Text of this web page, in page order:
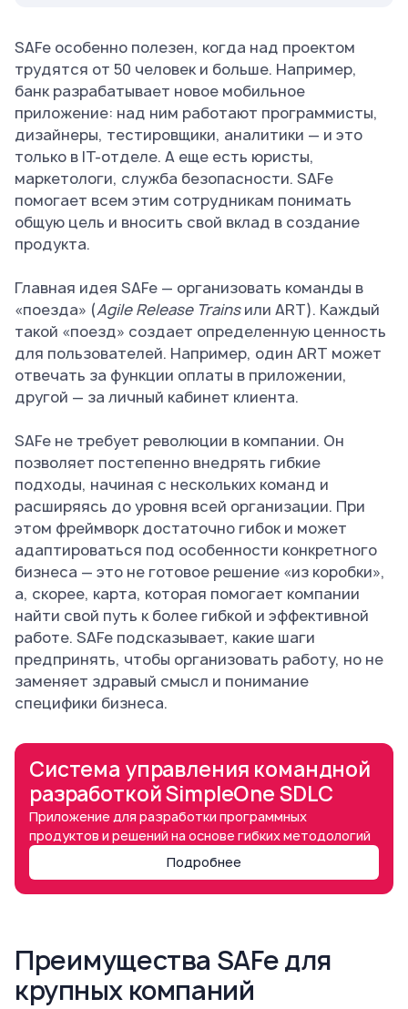
SAFe особенно полезен, когда над проектом
трудятся от 50 человек и больше. Например,
банк разрабатывает новое мобильное
приложение: над ним работают программисты,
дизайнеры, тестировщики, аналитики — и это
только в IT-отделе. А еще есть юристы,
маркетологи, служба безопасности. SAFe
помогает всем этим сотрудникам понимать
общую цель и вносить свой вклад в создание
продукта.
Главная идея SAFe — организовать команды в
«поезда» (Agile Release Trainsили ART). Каждый
такой «поезд» создает определенную ценность
для пользователей. Например, один ART может
отвечать за функции оплаты в приложении,
другой — за личный кабинет клиента.
SAFe не требует революции в компании. Он
позволяет постепенно внедрять гибкие
подходы, начиная с нескольких команд и
расширяясь до уровня всей организации. При
этом фреймворк достаточно гибок и может
адаптироваться под особенности конкретного
бизнеса — это не готовое решение «из коробки»,
а, скорее, карта, которая помогает компании
найти свой путь к более гибкой и эффективной
работе. SAFe подсказывает, какие шаги
предпринять, чтобы организовать работу, но не
заменяет здравый смысл и понимание
специфики бизнеса.
Система управления командной
разработкой SimpleOne SDLC
Приложение для разработки программных
продуктов и решений на основе гибких методологий
Подробнее
Преимущества SAFe для
крупных компаний